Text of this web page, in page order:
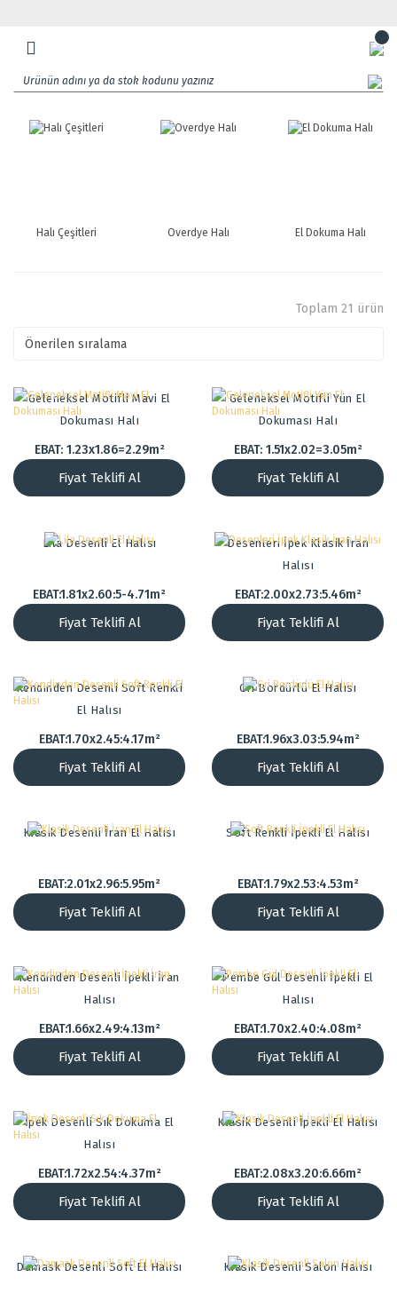
Halı Çeşitleri Overdye Halı El Dokuma Halı
Toplam 21 ürün
Geleneksel Motifli Mavi El
Dokuması Halı
EBAT: 1.23x1.86=2.29m²
Fiyat Teklifi Al
Geleneksel Motifli Yün El
Dokuması Halı
EBAT: 1.51x2.02=3.05m²
Fiyat Teklifi Al
Lila Desenli El Halısı
EBAT:1.81x2.60:5-4.71m²
Fiyat Teklifi Al
Desenleri İpek Klasik İran
Halısı
EBAT:2.00x2.73:5.46m²
Fiyat Teklifi Al
Kendinden Desenli Soft Renkli
El Halısı
EBAT:1.70x2.45:4.17m²
Fiyat Teklifi Al
Gri Bordürlü El Halısı
EBAT:1.96x3.03:5.94m²
Fiyat Teklifi Al
Klasik Desenli İran El Halısı
EBAT:2.01x2.96:5.95m²
Fiyat Teklifi Al
Soft Renkli İpekli El Halısı
EBAT:1.79x2.53:4.53m²
Fiyat Teklifi Al
Kendinden Desenli İpekli İran
Halısı
EBAT:1.66x2.49:4.13m²
Fiyat Teklifi Al
Pembe Gül Desenli İpekli El
Halısı
EBAT:1.70x2.40:4.08m²
Fiyat Teklifi Al
İpek Desenli Sık Dokuma El
Halısı
EBAT:1.72x2.54:4.37m²
Fiyat Teklifi Al
Klasik Desenli İpekli El Halısı
EBAT:2.08x3.20:6.66m²
Fiyat Teklifi Al
Damask Desenli Soft El Halısı Klasik Desenli Salon Halısı